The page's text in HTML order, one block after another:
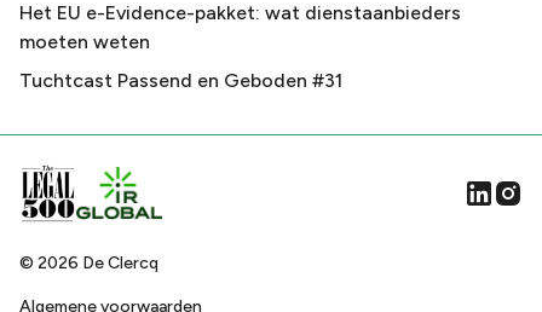
Het EU e-Evidence-pakket: wat dienstaanbieders
moeten weten
Tuchtcast Passend en Geboden #31
© 2026 De Clercq
Algemene voorwaarden